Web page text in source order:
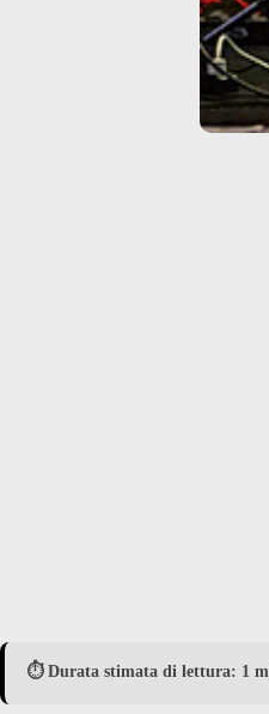
⏱️ Durata stimata di lettura: 1